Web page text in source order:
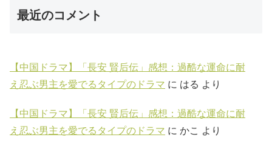
最近のコメント
【中国ドラマ】「長安 賢后伝」感想：過酷な運命に耐
え忍ぶ男主を愛でるタイプのドラマ に はる より
【中国ドラマ】「長安 賢后伝」感想：過酷な運命に耐
え忍ぶ男主を愛でるタイプのドラマ に かこ より